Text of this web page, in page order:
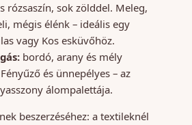
rózsaszín, sok zölddel. Meleg,
mégis élénk – ideális egy
vagy Kos esküvőhöz.
bordó, arany és mély
és ünnepélyes – az
álompalettája.
beszerzéséhez: a textileknél